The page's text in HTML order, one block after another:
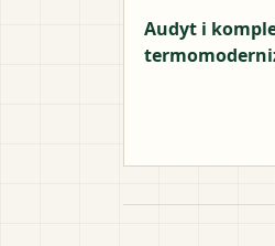
Audyt i